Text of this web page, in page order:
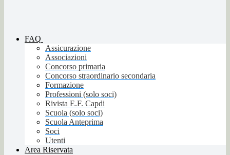
FAQ
Assicurazione
Associazioni
Concorso primaria
Concorso straordinario secondaria
Formazione
Professioni (solo soci)
Rivista E.F. Capdi
Scuola (solo soci)
Scuola Anteprima
Soci
Utenti
Area Riservata